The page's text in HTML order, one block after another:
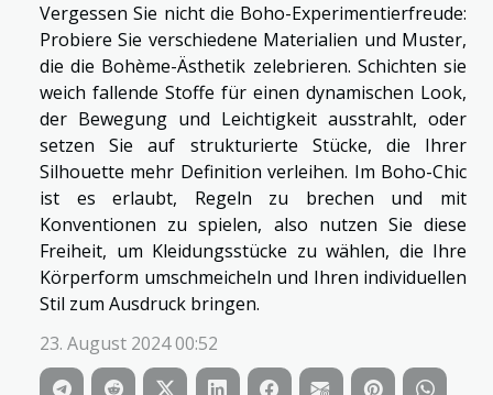
Vergessen Sie nicht die Boho-Experimentierfreude:
Probiere Sie verschiedene Materialien und Muster,
die die Bohème-Ästhetik zelebrieren. Schichten sie
weich fallende Stoffe für einen dynamischen Look,
der Bewegung und Leichtigkeit ausstrahlt, oder
setzen Sie auf strukturierte Stücke, die Ihrer
Silhouette mehr Definition verleihen. Im Boho-Chic
ist es erlaubt, Regeln zu brechen und mit
Konventionen zu spielen, also nutzen Sie diese
Freiheit, um Kleidungsstücke zu wählen, die Ihre
Körperform umschmeicheln und Ihren individuellen
Stil zum Ausdruck bringen.
23. August 2024 00:52